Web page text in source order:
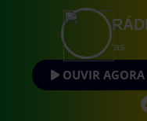
OUVIR AGORA